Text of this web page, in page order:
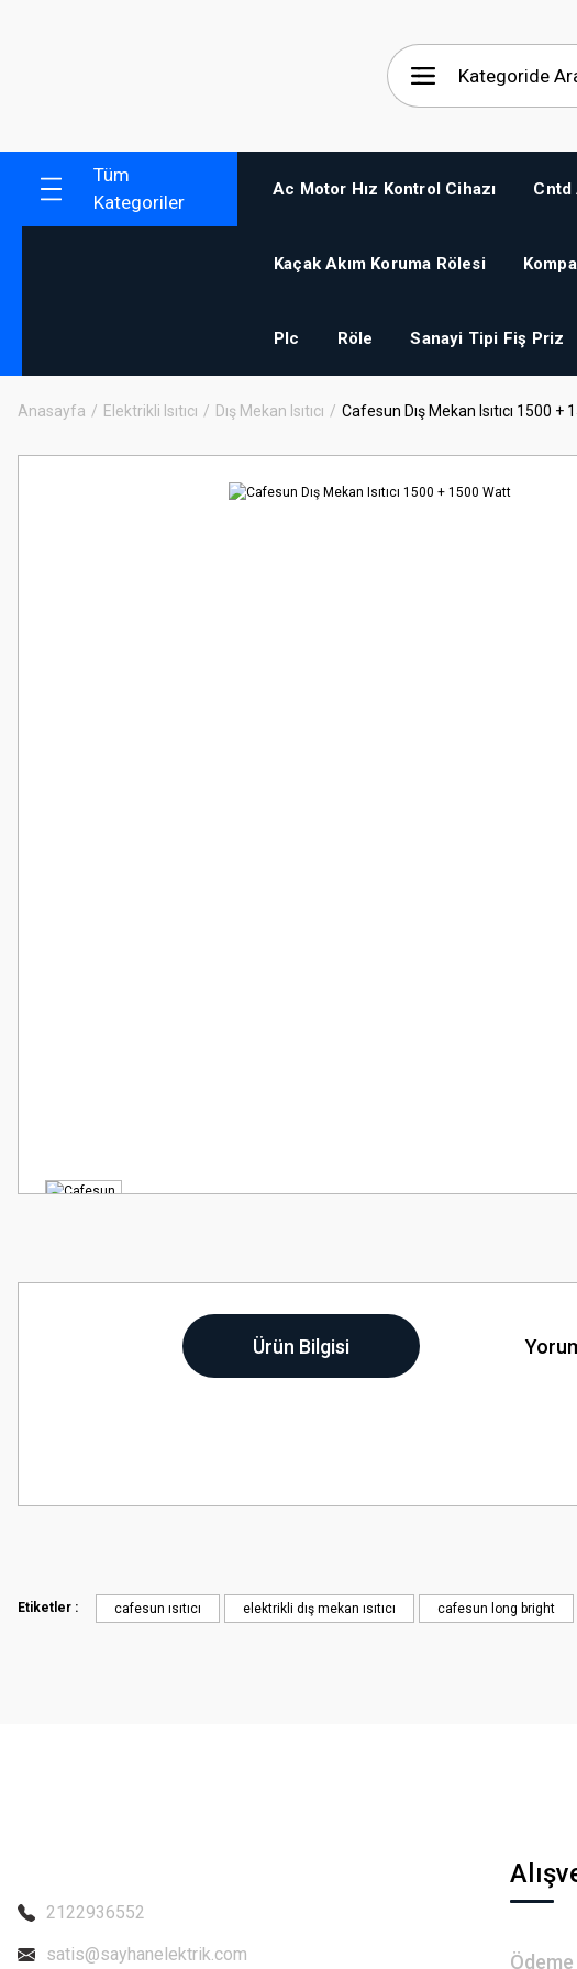
Tüm
Kategoriler
Ac Motor Hız Kontrol Cihazı Cntd
Kaçak Akım Koruma Rölesi
Plc Röle Sanayi Tipi Fiş Priz
Anasayfa Elektrikli Isıtıcı Dış Mekan Isıtıcı Cafesun Dış Mekan Isıtıcı 1500 +
Ürün Bilgisi
Görüş ve önerileriniz için teşekkür ederiz.
Ürün bilgilerinde hatalar bulunuyor.
Etiketler : cafesun ısıtıcı elektrikli dış mekan ısıtıcı cafesun long bright
2122936552
satis@sayhanelektrik.com